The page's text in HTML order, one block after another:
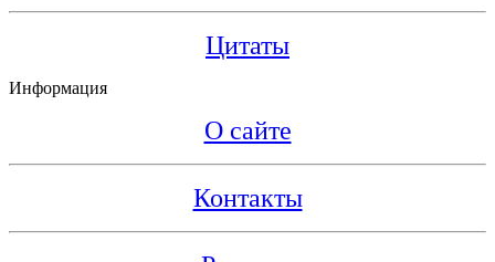
Цитаты
Информация
О сайте
Контакты